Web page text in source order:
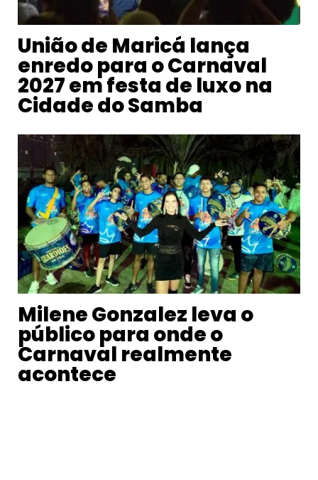
União de Maricá lança
enredo para o Carnaval
2027 em festa de luxo na
Cidade do Samba
Milene Gonzalez leva o
público para onde o
Carnaval realmente
acontece